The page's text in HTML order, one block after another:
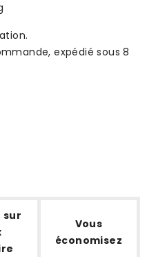
expédié sous 8
sur
Vous
économisez